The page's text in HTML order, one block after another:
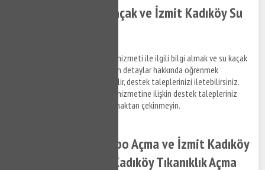
İzmit Kadıköy Su Kaçak ve İzmit Kadıköy Su
İzmit Kadıköy su kaçak bulma hizmeti ile ilgili bilgi almak ve su kaçak
tespit tamir hizmetlerine ilişkin detaylar hakkında öğrenmek
istediğiniz konuları bize sorabilir, destek taleplerinizi iletebilirsiniz.
İzmit Kadıköy su kaçak bulma hizmetine ilişkin destek talepleriniz
hakkında bizimle bağlantı kurmaktan çekinmeyin.
İzmit Kadıköy Lavabo Açma ve İzmit Kadıköy
Gider Açma - İzmit Kadıköy Tıkanıklık Açma